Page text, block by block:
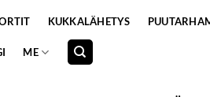
KUKKALÄHETYS
ME